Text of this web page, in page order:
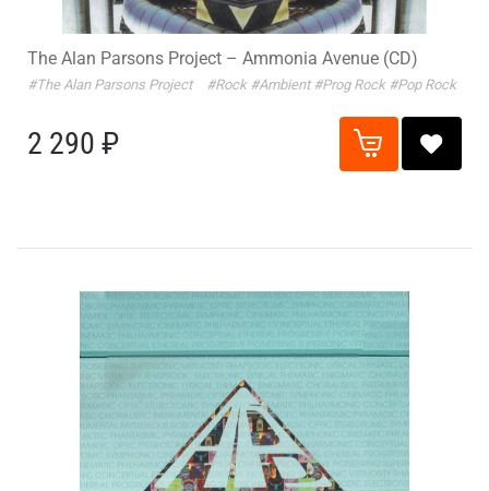
The Alan Parsons Project – Ammonia Avenue (CD)
#The Alan Parsons Project #Rock #Ambient #Prog Rock #Pop Rock
2 290 ₽